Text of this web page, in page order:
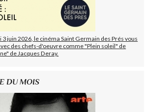
juin 2026, le cinéma Saint Germain des Prés vous
des chefs-d'oeuvre comme "Plein soleil" de
de Jacques Deray.
DU MOIS